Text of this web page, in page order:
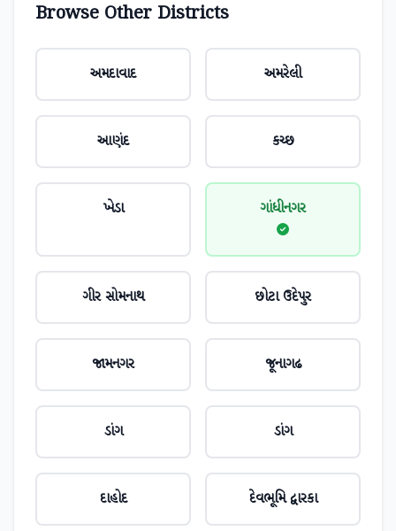
Browse Other Districts
અમદાવાદ અમરેલી
આણંદ કચ્છ
ખેડા ગાંધીનગર
ગીર સોમનાથ છોટા ઉદેપુર
જામનગર જૂનાગઢ
ડાંગ ડાંગ
દાહોદ દેવભૂમિ દ્વારકા